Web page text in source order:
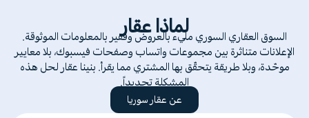
لماذا عقار
السوق العقاري السوري مليء بالعروض وفقير بالمعلومات الموثوقة.
الإعلانات متناثرة بين مجموعات واتساب وصفحات فيسبوك، بلا معايير
موحّدة، وبلا طريقة يتحقّق بها المشتري مما يقرأ. بنينا عقار لحل هذه
المشكلة تحديداً.
عن عقار سوريا